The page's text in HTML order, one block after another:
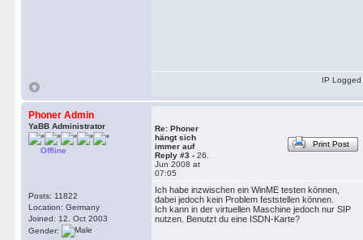
IP Logged
Phoner Admin
YaBB Administrator
Offline
Posts: 11822
Location: Germany
Joined: 12. Oct 2003
Gender:
Re: Phoner
hängt sich
immer auf
Reply #3 - 26.
Jun 2008 at
07:05
Print Post
Ich habe inzwischen ein WinME testen können,
dabei jedoch kein Problem feststellen können.
Ich kann in der virtuellen Maschine jedoch nur SIP
nutzen. Benutzt du eine ISDN-Karte?